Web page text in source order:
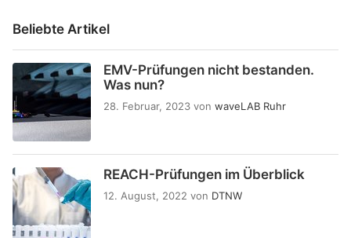
Beliebte Artikel
EMV-Prüfungen nicht bestanden.
Was nun?
28. Februar, 2023 von waveLAB Ruhr
REACH-Prüfungen im Überblick
12. August, 2022 von DTNW